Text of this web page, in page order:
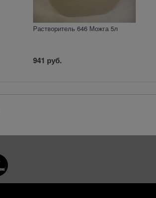
Растворитель 646 Можга 5л
941 руб.